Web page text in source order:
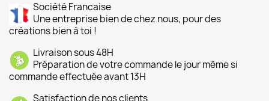
Société Francaise
Une entreprise bien de chez nous, pour des
créations bien à toi !
Livraison sous 48H
Préparation de votre commande le jour même si
commande effectuée avant 13H
Satisfaction de nos clients